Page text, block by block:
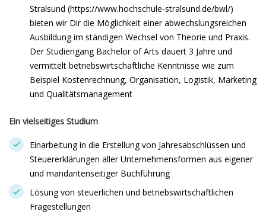
Stralsund (https://www.hochschule-stralsund.de/bwl/)
bieten wir Dir die Möglichkeit einer abwechslungsreichen
Ausbildung im ständigen Wechsel von Theorie und Praxis.
Der Studiengang Bachelor of Arts dauert 3 Jahre und
vermittelt betriebswirtschaftliche Kenntnisse wie zum
Beispiel Kostenrechnung, Organisation, Logistik, Marketing
und Qualitätsmanagement
Ein vielseitiges Studium
Einarbeitung in die Erstellung von Jahresabschlüssen und
Steuererklärungen aller Unternehmensformen aus eigener
und mandantenseitiger Buchführung
Lösung von steuerlichen und betriebswirtschaftlichen
Fragestellungen